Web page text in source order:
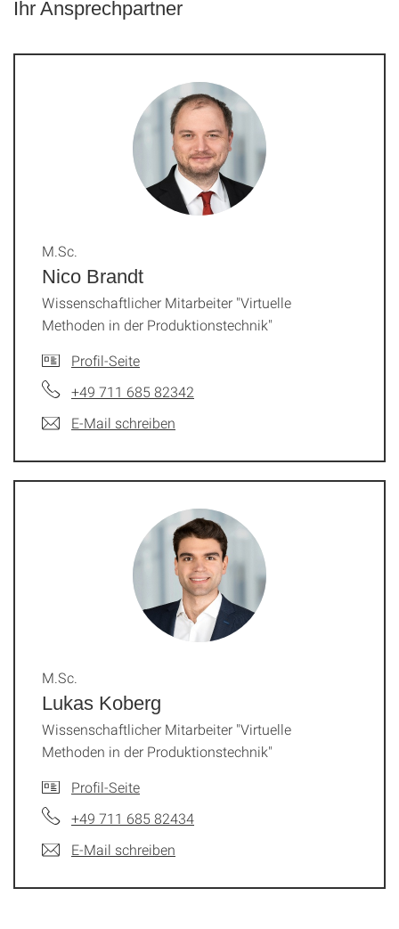
Ihr Ansprechpartner
Nico Brandt
M.Sc.
Wissenschaftlicher Mitarbeiter "Virtuelle
Methoden in der Produktionstechnik"
Profil-Seite
+49 711 685 82342
E-Mail schreiben
Lukas Koberg
M.Sc.
Wissenschaftlicher Mitarbeiter "Virtuelle
Methoden in der Produktionstechnik"
Profil-Seite
+49 711 685 82434
E-Mail schreiben